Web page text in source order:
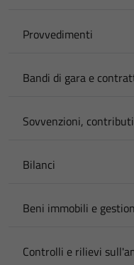
Provvedimenti
Bandi di gara e
Sovvenzioni,
Bilanci
Beni immobili e
Controlli e rilievi